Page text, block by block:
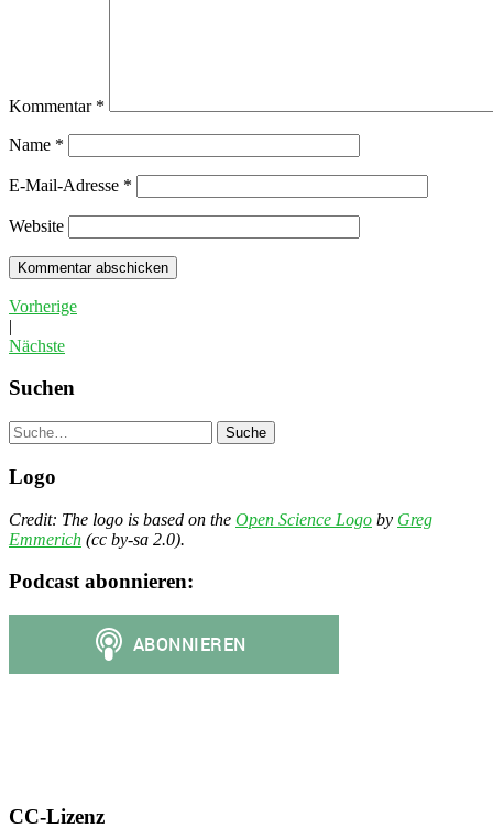
Kommentar *
Name *
E-Mail-Adresse *
Website
Vorherige
|
Nächste
Suchen
Suche
Logo
Credit: The logo is based on the Open Science Logo by Greg
Emmerich (cc by-sa 2.0).
Podcast abonnieren:
CC-Lizenz